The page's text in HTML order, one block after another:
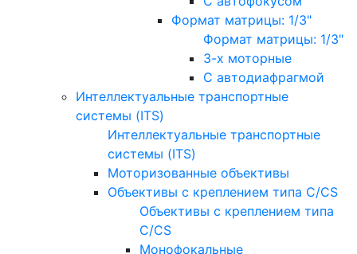
Формат матрицы: 1/3"
Формат матрицы: 1/3"
3-х моторные
С автодиафрагмой
Интеллектуальные транспортные
системы (ITS)
Интеллектуальные транспортные
системы (ITS)
Моторизованные объективы
Объективы с креплением типа C/CS
Объективы с креплением типа
C/CS
Монофокальные